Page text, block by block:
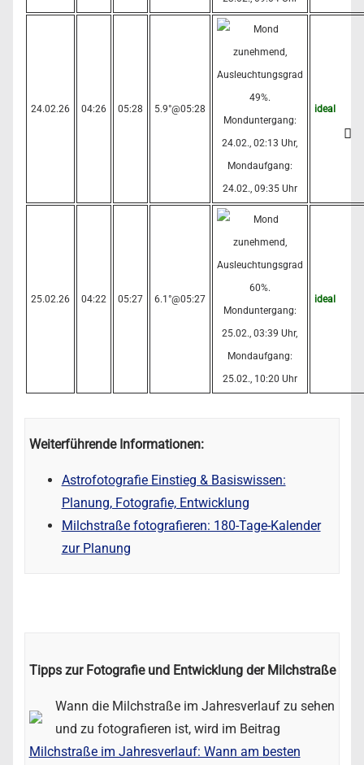
24.02.26 04:26 05:28 5.9°@05:28 ideal
25.02.26 04:22 05:27 6.1°@05:27 ideal
Weiterführende Informationen:
Astrofotografie Einstieg & Basiswissen:
Planung, Fotografie, Entwicklung
Milchstraße fotografieren: 180-Tage-Kalender
zur Planung
Tipps zur Fotografie und Entwicklung der Milchstraße
Wann die Milchstraße im Jahresverlauf zu sehen
und zu fotografieren ist, wird im Beitrag
Milchstraße im Jahresverlauf: Wann am besten